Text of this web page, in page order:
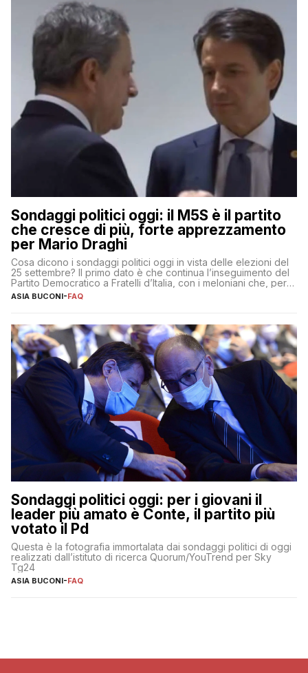
Sondaggi politici oggi: il M5S è il partito
che cresce di più, forte apprezzamento
per Mario Draghi
Cosa dicono i sondaggi politici oggi in vista delle elezioni del
25 settembre? Il primo dato è che continua l’inseguimento del
Partito Democratico a Fratelli d’Italia, con i meloniani che, però,
sembrano accumulare sempre più distacco affermandosi come
primo partito con il 24% (+0,7% rispetto a fine luglio), un
ASIA BUCONI-FAQ
Sondaggi politici oggi: per i giovani il
leader più amato è Conte, il partito più
votato il Pd
Questa è la fotografia immortalata dai sondaggi politici di oggi
realizzati dall’istituto di ricerca Quorum/YouTrend per Sky
Tg24
ASIA BUCONI-FAQ